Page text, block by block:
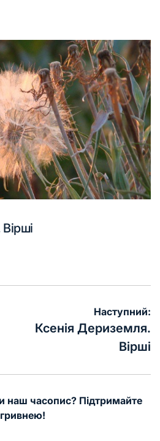
Наступний:
Ксенія Дериземля.
Вірші
наш часопис? Підтримайте
гривнею!